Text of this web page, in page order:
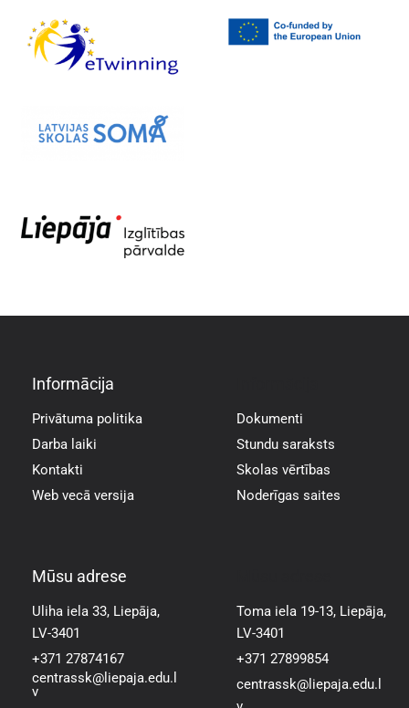
Informācija
Privātuma politika
Darba laiki
Kontakti
Web vecā versija
Dokumenti
Stundu saraksts
Skolas vērtības
Noderīgas saites
Mūsu adrese
Uliha iela 33, Liepāja,
LV-3401
+371 27874167
centrassk@liepaja.edu.l
v
Toma iela 19-13, Liepāja,
LV-3401
+371 27899854
centrassk@liepaja.edu.l